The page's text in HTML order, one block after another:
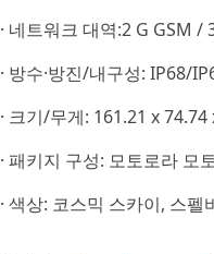
· 네트워크 대역:2 G GSM /
· 방수·방진/내구성: IP68/
· 크기/무게: 161.21 x
· 패키지 구성: 모토로라 모
· 색상: 코스믹 스카이, 스펠